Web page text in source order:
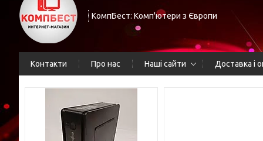
КомпБест: Комп'ютери з Європи
Контакти Про нас Наші сайти Доставка і